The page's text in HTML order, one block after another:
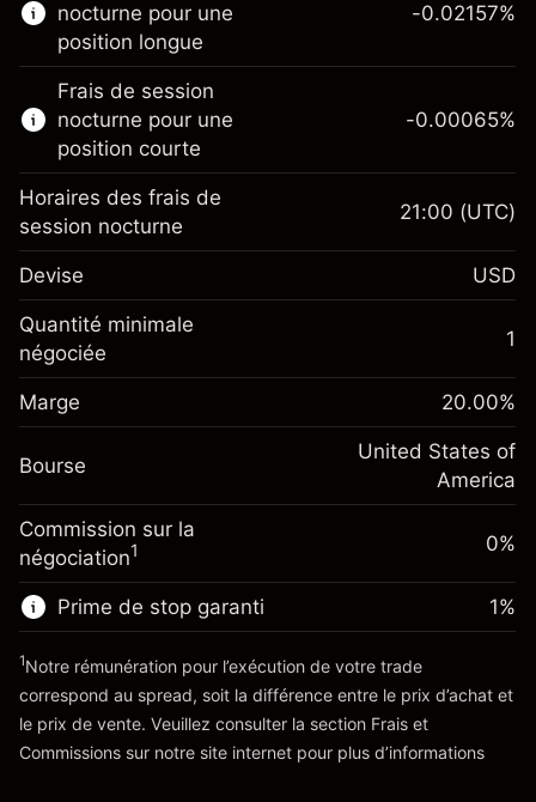
En savoir plus sur :
CFD
Knock-outs
nocturne pour une
position longue
Marge. Votre
investissement
$1,000.00
Ajustement des fonds de
overnight
(-$1.08)
Taille de la position avec effet de levier
~$5,000.00
$4,000.00
Vers la plateforme
-0.02157%
Frais de session
nocturne pour une
position courte
Marge. Votre
investissement
Ajustement des fonds
Frais sur la valeur totale de la
position
-0.000654
%
(-$0.03)
Taille de la position avec effet de levier
~$5,000.00
Valeur nominale avec effet de levier
Vers la plateforme
-0.00065%
Horaires des frais de
session nocturne
21:00 (UTC)
Devise USD
Quantité minimale
négociée
1
Marge 20.00%
Bourse
United States of
America
Commission sur la
négociation1 0%
Prime de stop garanti
'Tarifs et Frais
1%
1Notre rémunération pour l’exécution de votre trade
correspond au spread, soit la différence entre le prix d’achat et
le prix de vente. Veuillez consulter la section Frais et
Commissions sur notre site internet pour plus d’informations